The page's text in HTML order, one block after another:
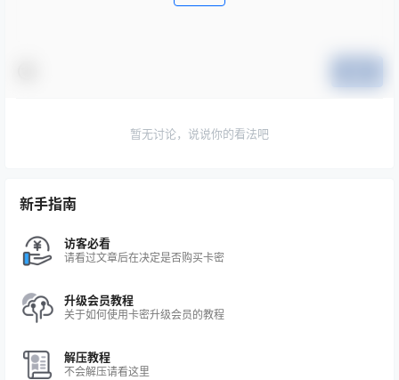
暂无讨论，说说你的看法吧
新手指南
访客必看
请看过文章后在决定是否购买卡密
升级会员教程
关于如何使用卡密升级会员的教程
解压教程
不会解压请看这里